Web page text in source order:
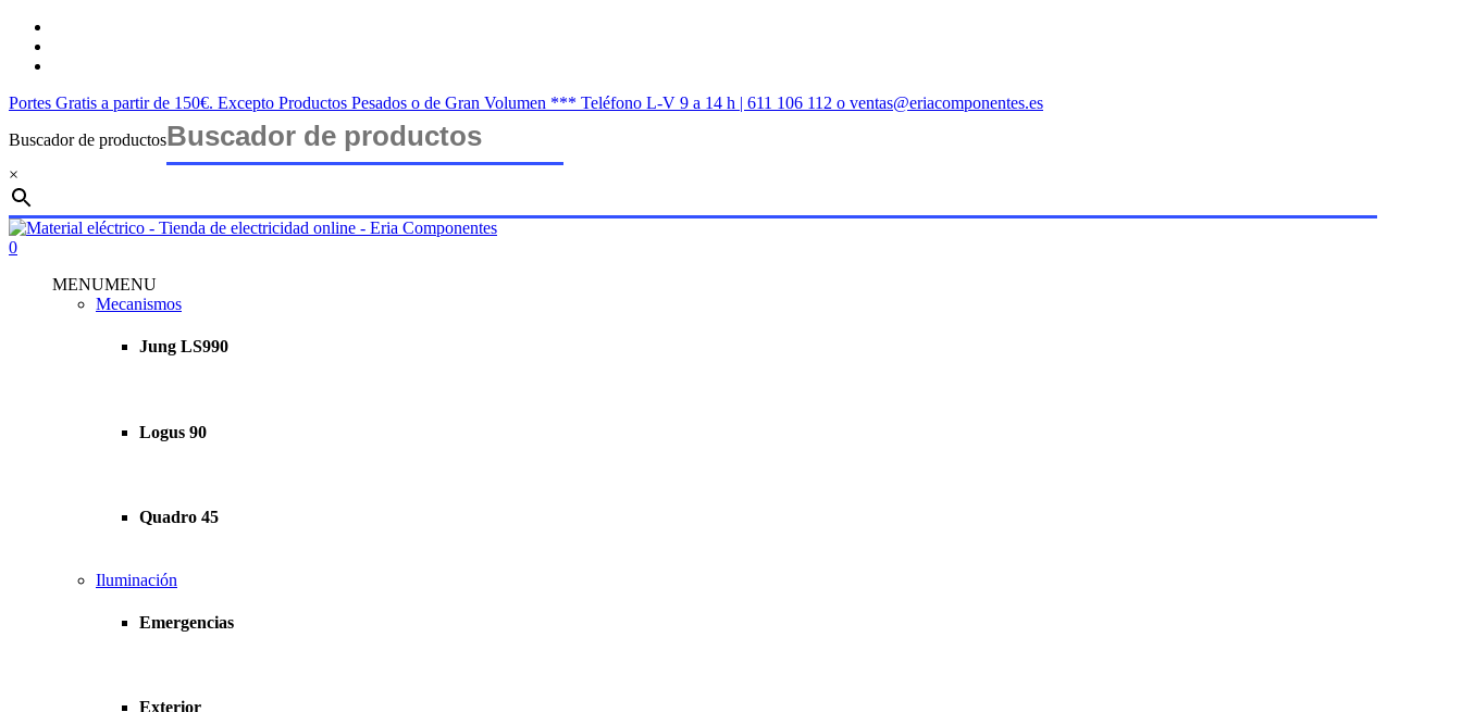
Saltar
contenido
Portes Gratis a partir de 150€. Excepto Productos Pesados o de Gran Volumen *** Teléfono L-V 9 a 14 h | 611 106 112 o ventas@eriacomponentes.es
Buscador de productos
×
Cerrar
búsqueda
buscar
account
0
MENUMENU
Mecanismos
Jung LS990
Logus 90
Quadro 45
Iluminación
Emergencias
Exterior